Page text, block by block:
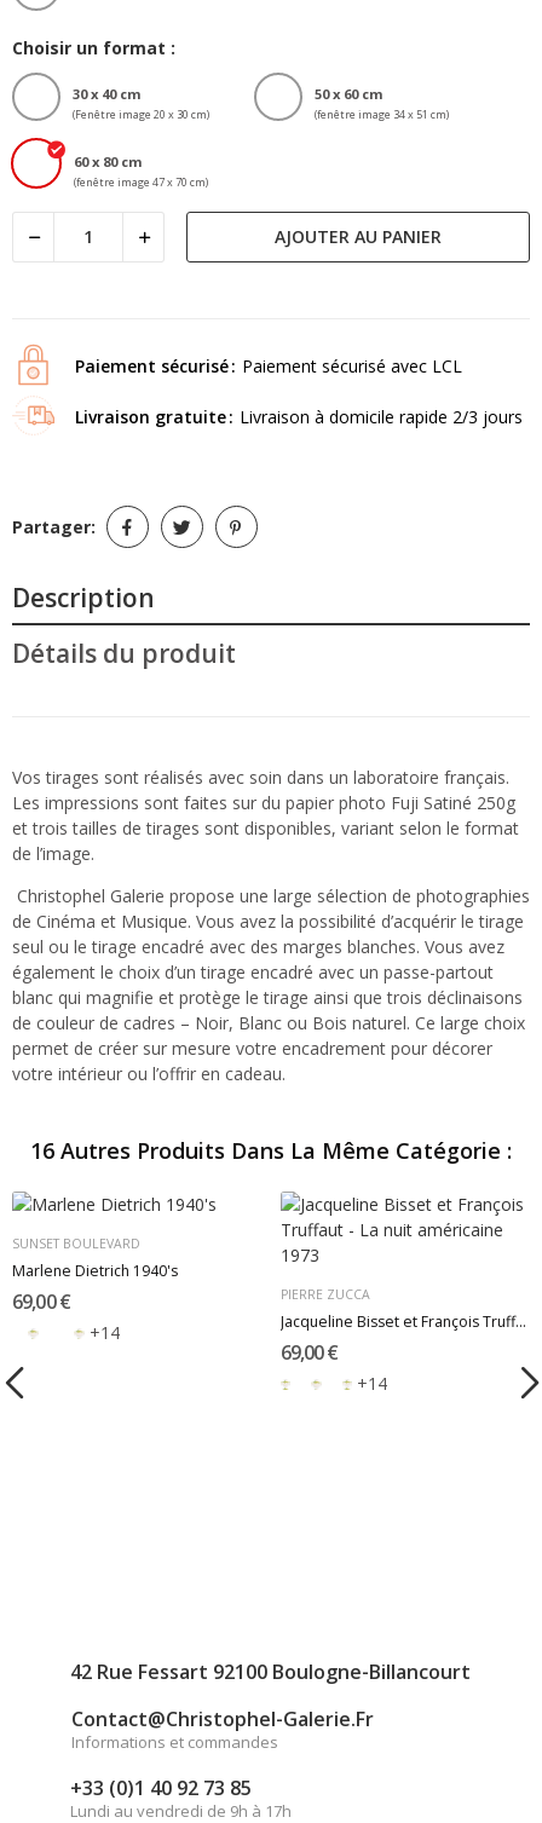
Choisir un format :
30 x 40 cm
(Fenêtre image 20 x 30 cm)
50 x 60 cm
(fenêtre image 34 x 51 cm)
60 x 80 cm
(fenêtre image 47 x 70 cm)
AJOUTER AU PANIER
Paiement sécurisé Paiement sécurisé avec LCL
Livraison gratuite Livraison à domicile rapide 2/3 jours
Partager:
Description
Détails du produit
Vos tirages sont réalisés avec soin dans un laboratoire français.
Les impressions sont faites sur du papier photo Fuji Satiné 250g
et trois tailles de tirages sont disponibles, variant selon le format
de l’image.
Christophel Galerie propose une large sélection de photographies
de Cinéma et Musique. Vous avez la possibilité d’acquérir le tirage
seul ou le tirage encadré avec des marges blanches. Vous avez
également le choix d’un tirage encadré avec un passe-partout
blanc qui magnifie et protège le tirage ainsi que trois déclinaisons
de couleur de cadres – Noir, Blanc ou Bois naturel. Ce large choix
permet de créer sur mesure votre encadrement pour décorer
votre intérieur ou l’offrir en cadeau.
16 Autres Produits Dans La Même Catégorie :
SUNSET BOULEVARD
Marlene Dietrich 1940's
69,00 €
+14
PIERRE ZUCCA
Jacqueline Bisset et François Truffaut - La...
69,00 €
+14
42 Rue Fessart 92100 Boulogne-Billancourt
Contact@christophel-Galerie.fr
Informations et commandes
+33 (0)1 40 92 73 85
Lundi au vendredi de 9h à 17h